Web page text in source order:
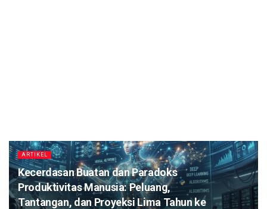
ARTIKEL
Kecerdasan Buatan dan Paradoks
Produktivitas Manusia: Peluang,
Tantangan, dan Proyeksi Lima Tahun ke